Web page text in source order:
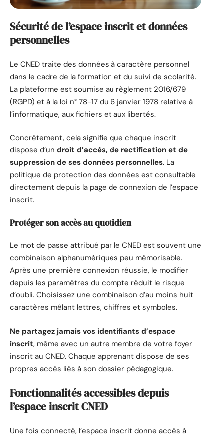
Sécurité de l’espace inscrit et données
personnelles
Le CNED traite des données à caractère personnel
dans le cadre de la formation et du suivi de scolarité.
La plateforme est soumise au règlement 2016/679
(RGPD) et à la loi n° 78-17 du 6 janvier 1978 relative à
l’informatique, aux fichiers et aux libertés.
Concrètement, cela signifie que chaque inscrit
dispose d’un droit d’accès, de rectification et de
suppression de ses données personnelles. La
politique de protection des données est consultable
directement depuis la page de connexion de l’espace
inscrit.
Protéger son accès au quotidien
Le mot de passe attribué par le CNED est souvent une
combinaison alphanumériques peu mémorisable.
Après une première connexion réussie, le modifier
depuis les paramètres du compte réduit le risque
d’oubli. Choisissez une combinaison d’au moins huit
caractères mêlant lettres, chiffres et symboles.
Ne partagez jamais vos identifiants d’espace
inscrit, même avec un autre membre de votre foyer
inscrit au CNED. Chaque apprenant dispose de ses
propres accès liés à son dossier pédagogique.
Fonctionnalités accessibles depuis
l’espace inscrit CNED
Une fois connecté, l’espace inscrit donne accès à